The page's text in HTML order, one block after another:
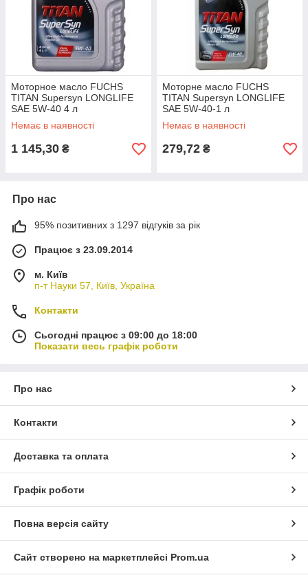
Моторное масло FUCHS
TITAN Supersyn LONGLIFE
SAE 5W-40 4 л
Немає в наявності
1 145,30 ₴
Моторне масло FUCHS
TITAN Supersyn LONGLIFE
SAE 5W-40-1 л
Немає в наявності
279,72 ₴
Про нас
95% позитивних з 1297 відгуків за рік
Працює з 23.09.2014
м. Київ
п-т Науки 57, Київ, Україна
Контакти
Сьогодні працює з 09:00 до 18:00
Показати весь графік роботи
Про нас
Контакти
Доставка та оплата
Графік роботи
Повна версія сайту
Сайт створено на маркетплейсі Prom.ua